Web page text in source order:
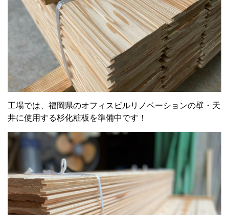
工場では、福岡県のオフィスビルリノベーションの壁・天
井に使用する杉化粧板を準備中です！